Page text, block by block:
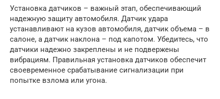
Установка датчиков – важный этап, обеспечивающий
надежную защиту автомобиля. Датчик удара
устанавливают на кузов автомобиля, датчик объема – в
салоне, а датчик наклона – под капотом. Убедитесь, что
датчики надежно закреплены и не подвержены
вибрациям. Правильная установка датчиков обеспечит
своевременное срабатывание сигнализации при
попытке взлома или угона.